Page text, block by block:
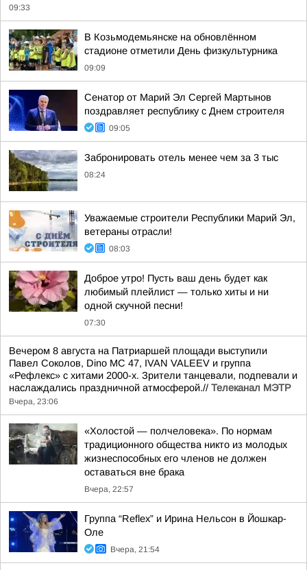
09:33
В Козьмодемьянске на обновлённом
стадионе отметили День физкультурника
09:09
Сенатор от Марий Эл Сергей Мартынов
поздравляет республику с Днем строителя
09:05
Забронировать отель менее чем за 3 тыс
08:24
Уважаемые строители Республики Марий Эл,
ветераны отрасли!
08:03
Доброе утро! Пусть ваш день будет как
любимый плейлист — только хиты и ни
одной скучной песни!
07:30
Вечером 8 августа на Патриаршей площади выступили
Павел Соколов, Dino MC 47, IVAN VALEEV и группа
«Рефлекс» с хитами 2000-х. Зрители танцевали, подпевали и
наслаждались праздничной атмосферой.// Телеканал МЭТР
Вчера, 23:06
«Холостой — полчеловека». По нормам
традиционного общества никто из молодых
жизнеспособных его членов не должен
оставаться вне брака
Вчера, 22:57
Группа “Reflex” и Ирина Нельсон в Йошкар-
Оле
Вчера, 21:54